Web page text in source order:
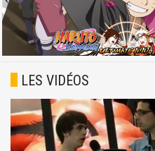
LES VIDÉOS